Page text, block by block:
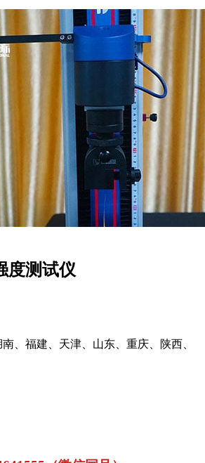
度测试仪
、福建、天津、山东、重庆、陕西、